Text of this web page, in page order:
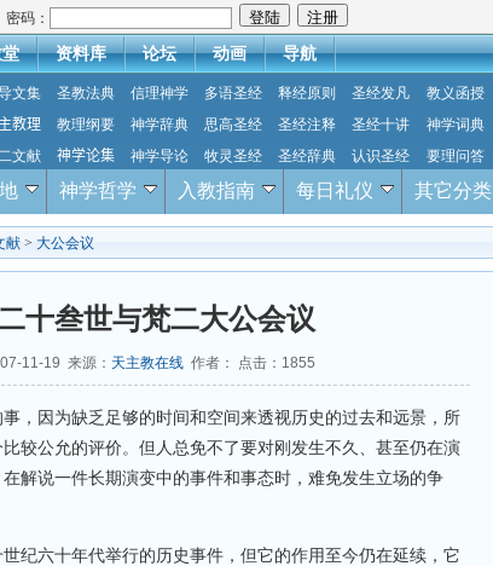
密码：
资料库 论坛 动画 导航
文集 圣教法典 信理神学 多语圣经 释经原则 圣经发凡 教义函授
教理
教理纲要 神学辞典 思高圣经 圣经注释 圣经十讲 神学词典
文献
神学论集 神学导论 牧灵圣经 圣经辞典 认识圣经 要理问答
神学哲学 入教指南 每日礼仪 其它分类
献 > 大公会议
十叁世与梵二大公会议
11-19 来源： 天主教在线作者： 点击： 1855
，因为缺乏足够的时间和空间来透视历史的过去和远景，所
较公允的评价。但人总免不了要对刚发生不久、甚至仍在演
解说一件长期演变中的事件和事态时，难免发生立场的争
纪六十年代举行的历史事件，但它的作用至今仍在延续，它